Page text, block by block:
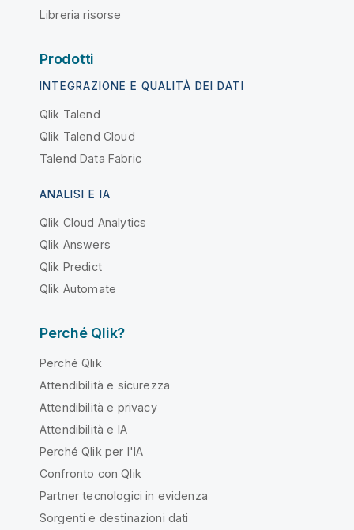
Libreria risorse
Prodotti
INTEGRAZIONE E QUALITÀ DEI DATI
Qlik Talend
Qlik Talend Cloud
Talend Data Fabric
ANALISI E IA
Qlik Cloud Analytics
Qlik Answers
Qlik Predict
Qlik Automate
Perché Qlik?
Perché Qlik
Attendibilità e sicurezza
Attendibilità e privacy
Attendibilità e IA
Perché Qlik per l'IA
Confronto con Qlik
Partner tecnologici in evidenza
Sorgenti e destinazioni dati